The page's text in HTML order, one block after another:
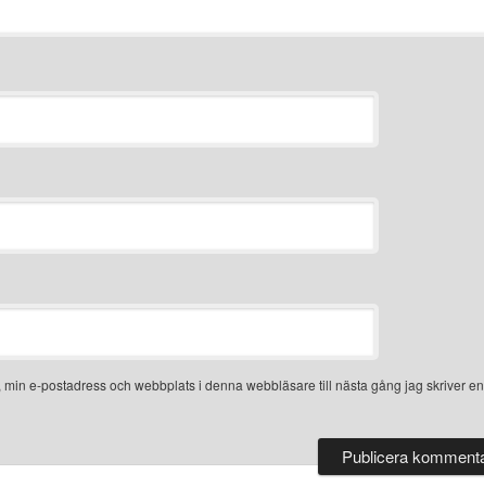
min e-postadress och webbplats i denna webbläsare till nästa gång jag skriver en